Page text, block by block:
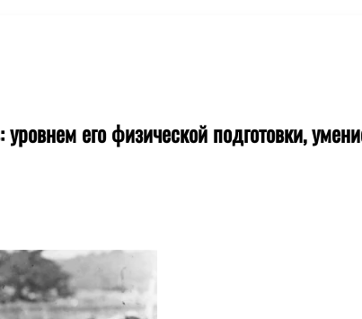
его физической подготовки,